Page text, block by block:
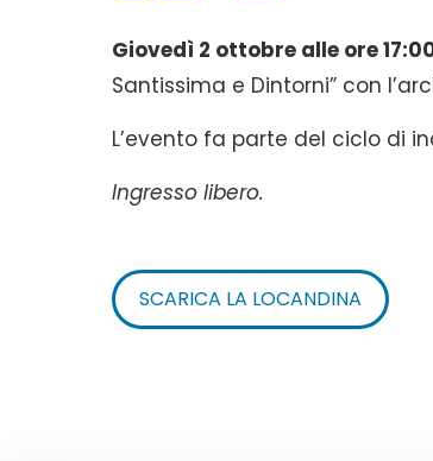
Giovedì 2 ottobre alle ore
Santissima e Dintorni” con
L’evento fa parte del ciclo di
Ingresso libero.
SCARICA LA LOCANDINA